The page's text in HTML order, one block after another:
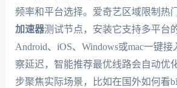
频率和平台选择。爱奇艺区域限制热
加速器测试节点，安装它支持多平
Android、iOS、Windows或mac一键
察延迟，智能推荐最优线路会自动优
步聚焦实际场景，比如在国外如何看